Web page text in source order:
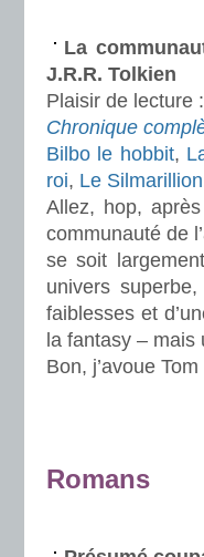
La
J.R.R. Tolkien
Plaisir de lecture :
Chronique
Bilbo le hobbit,
roi, Le Silmarillion
Allez, hop, après
communauté de
se soit
univers
faiblesses et
la fantasy –
Bon, j’avoue
Romans